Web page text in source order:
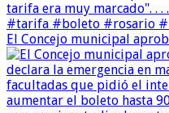
El Concejo municipal